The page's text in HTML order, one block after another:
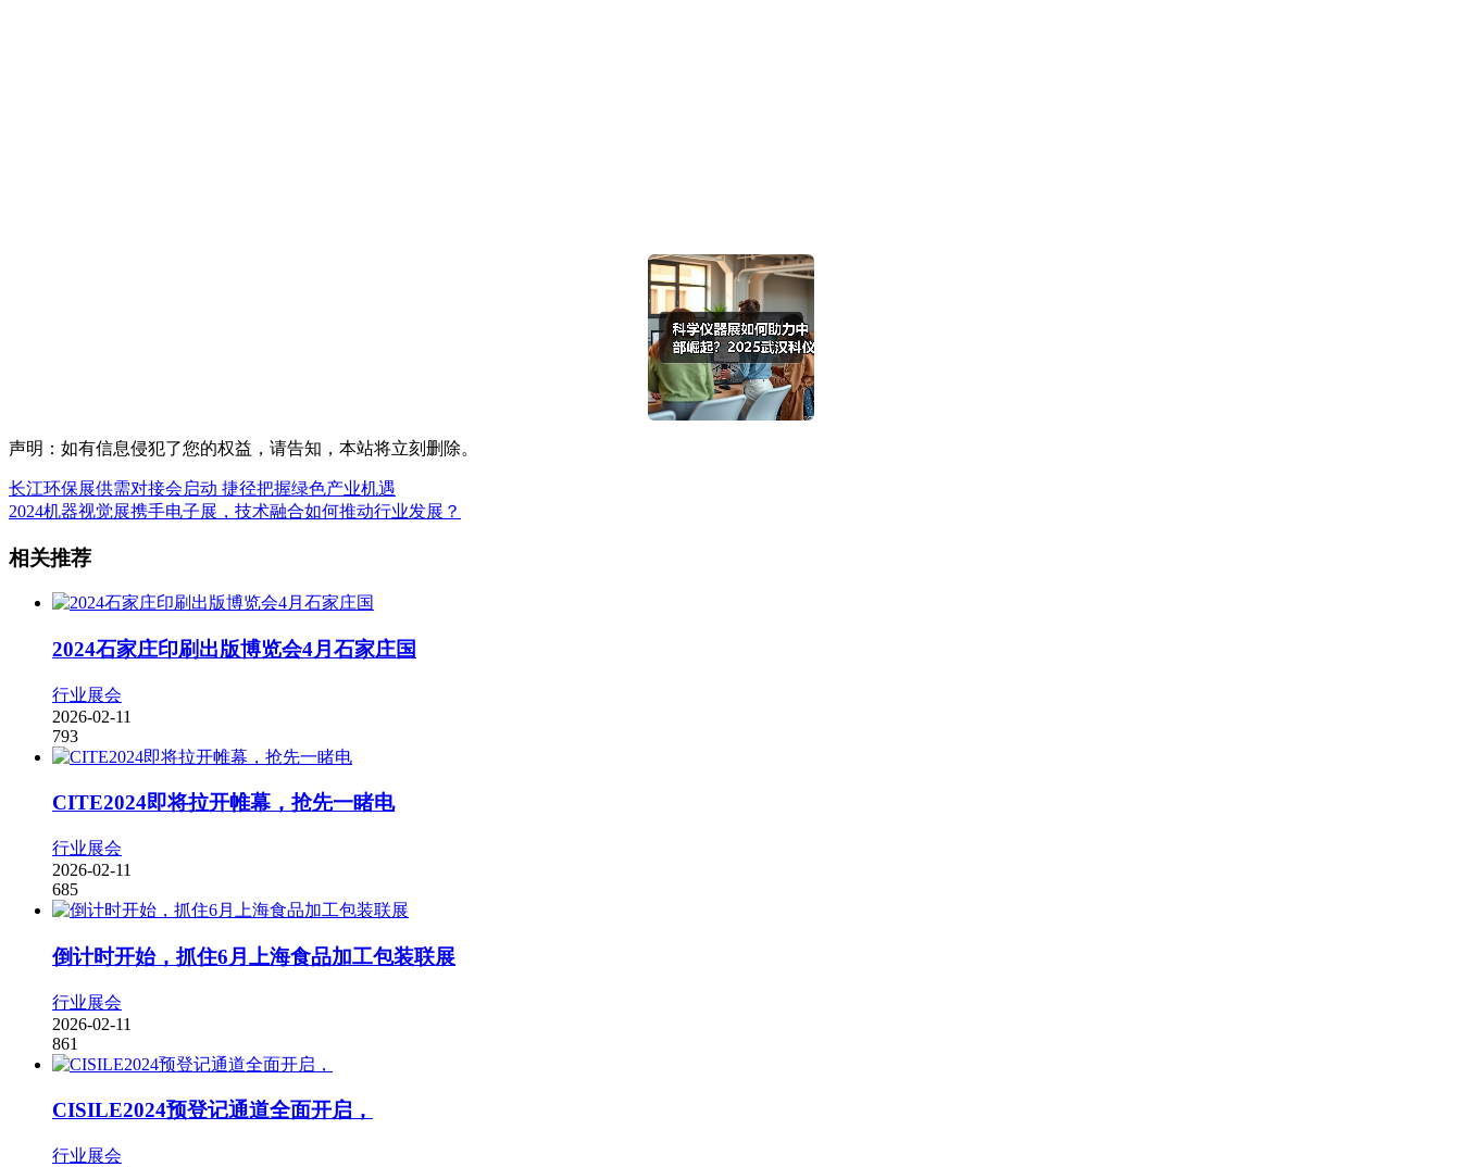
声明：如有信息侵犯了您的权益，请告知，本站将立刻删除。
长江环保展供需对接会启动 捷径把握绿色产业机遇
2024机器视觉展携手电子展，技术融合如何推动行业发展？
相关推荐
2024石家庄印刷出版博览会4月石家庄国
行业展会
2026-02-11
793
CITE2024即将拉开帷幕，抢先一睹电
行业展会
2026-02-11
685
倒计时开始，抓住6月上海食品加工包装联展
行业展会
2026-02-11
861
CISILE2024预登记通道全面开启，
行业展会